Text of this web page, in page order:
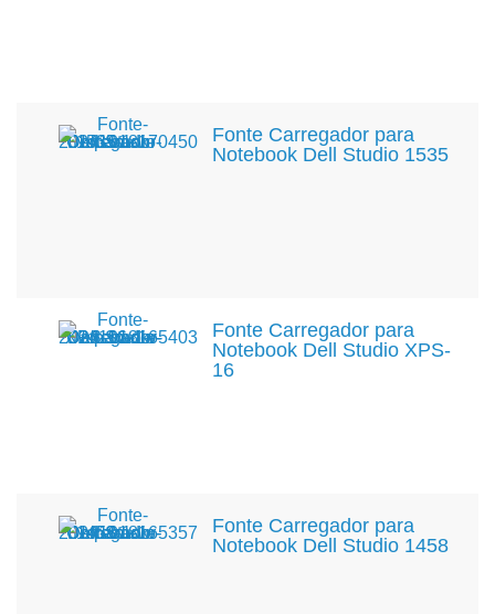
Fonte Carregador para
Notebook Dell Studio 1535
Fonte Carregador para
Notebook Dell Studio XPS-
16
Fonte Carregador para
Notebook Dell Studio 1458